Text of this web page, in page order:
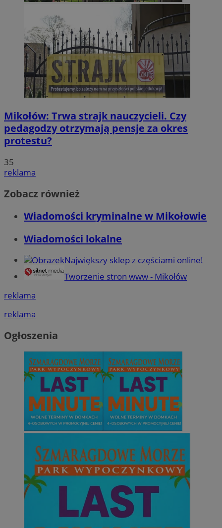
Mikołów: Trwa strajk nauczycieli. Czy
pedagodzy otrzymają pensje za okres
protestu?
35
reklama
Zobacz również
Wiadomości kryminalne w Mikołowie
Wiadomości lokalne
Największy sklep z częściami online!
Tworzenie stron www - Mikołów
reklama
reklama
Ogłoszenia